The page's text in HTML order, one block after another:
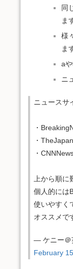
同
ま
様
ま
a
ニ
ニュースサ
・
・
・
上から順
個人的には
使いやすく
オススメで
— ケニー＠
February